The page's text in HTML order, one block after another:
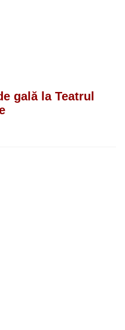
gală la Teatrul